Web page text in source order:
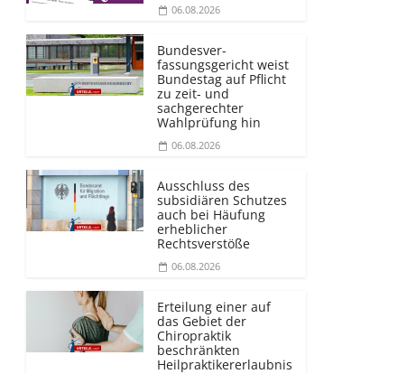
06.08.2026
Bundesver­
fassungsgericht weist
Bundestag auf Pflicht
zu zeit- und
sachgerechter
Wahlprüfung hin
06.08.2026
Ausschluss des
subsidiären Schutzes
auch bei Häufung
erheblicher
Rechtsverstöße
06.08.2026
Erteilung einer auf
das Gebiet der
Chiropraktik
beschränkten
Heilprakti­kererlaubnis